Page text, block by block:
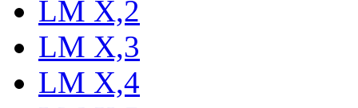
LM X,2
LM X,3
LM X,4